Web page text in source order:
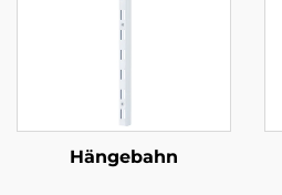
Hängebahn